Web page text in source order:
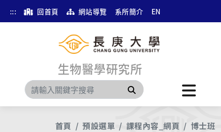
::: 回首頁 網站導覽 系所簡介 EN
生物醫學研究所
搜尋
首頁 預設選單 課程內容_網頁 博士班